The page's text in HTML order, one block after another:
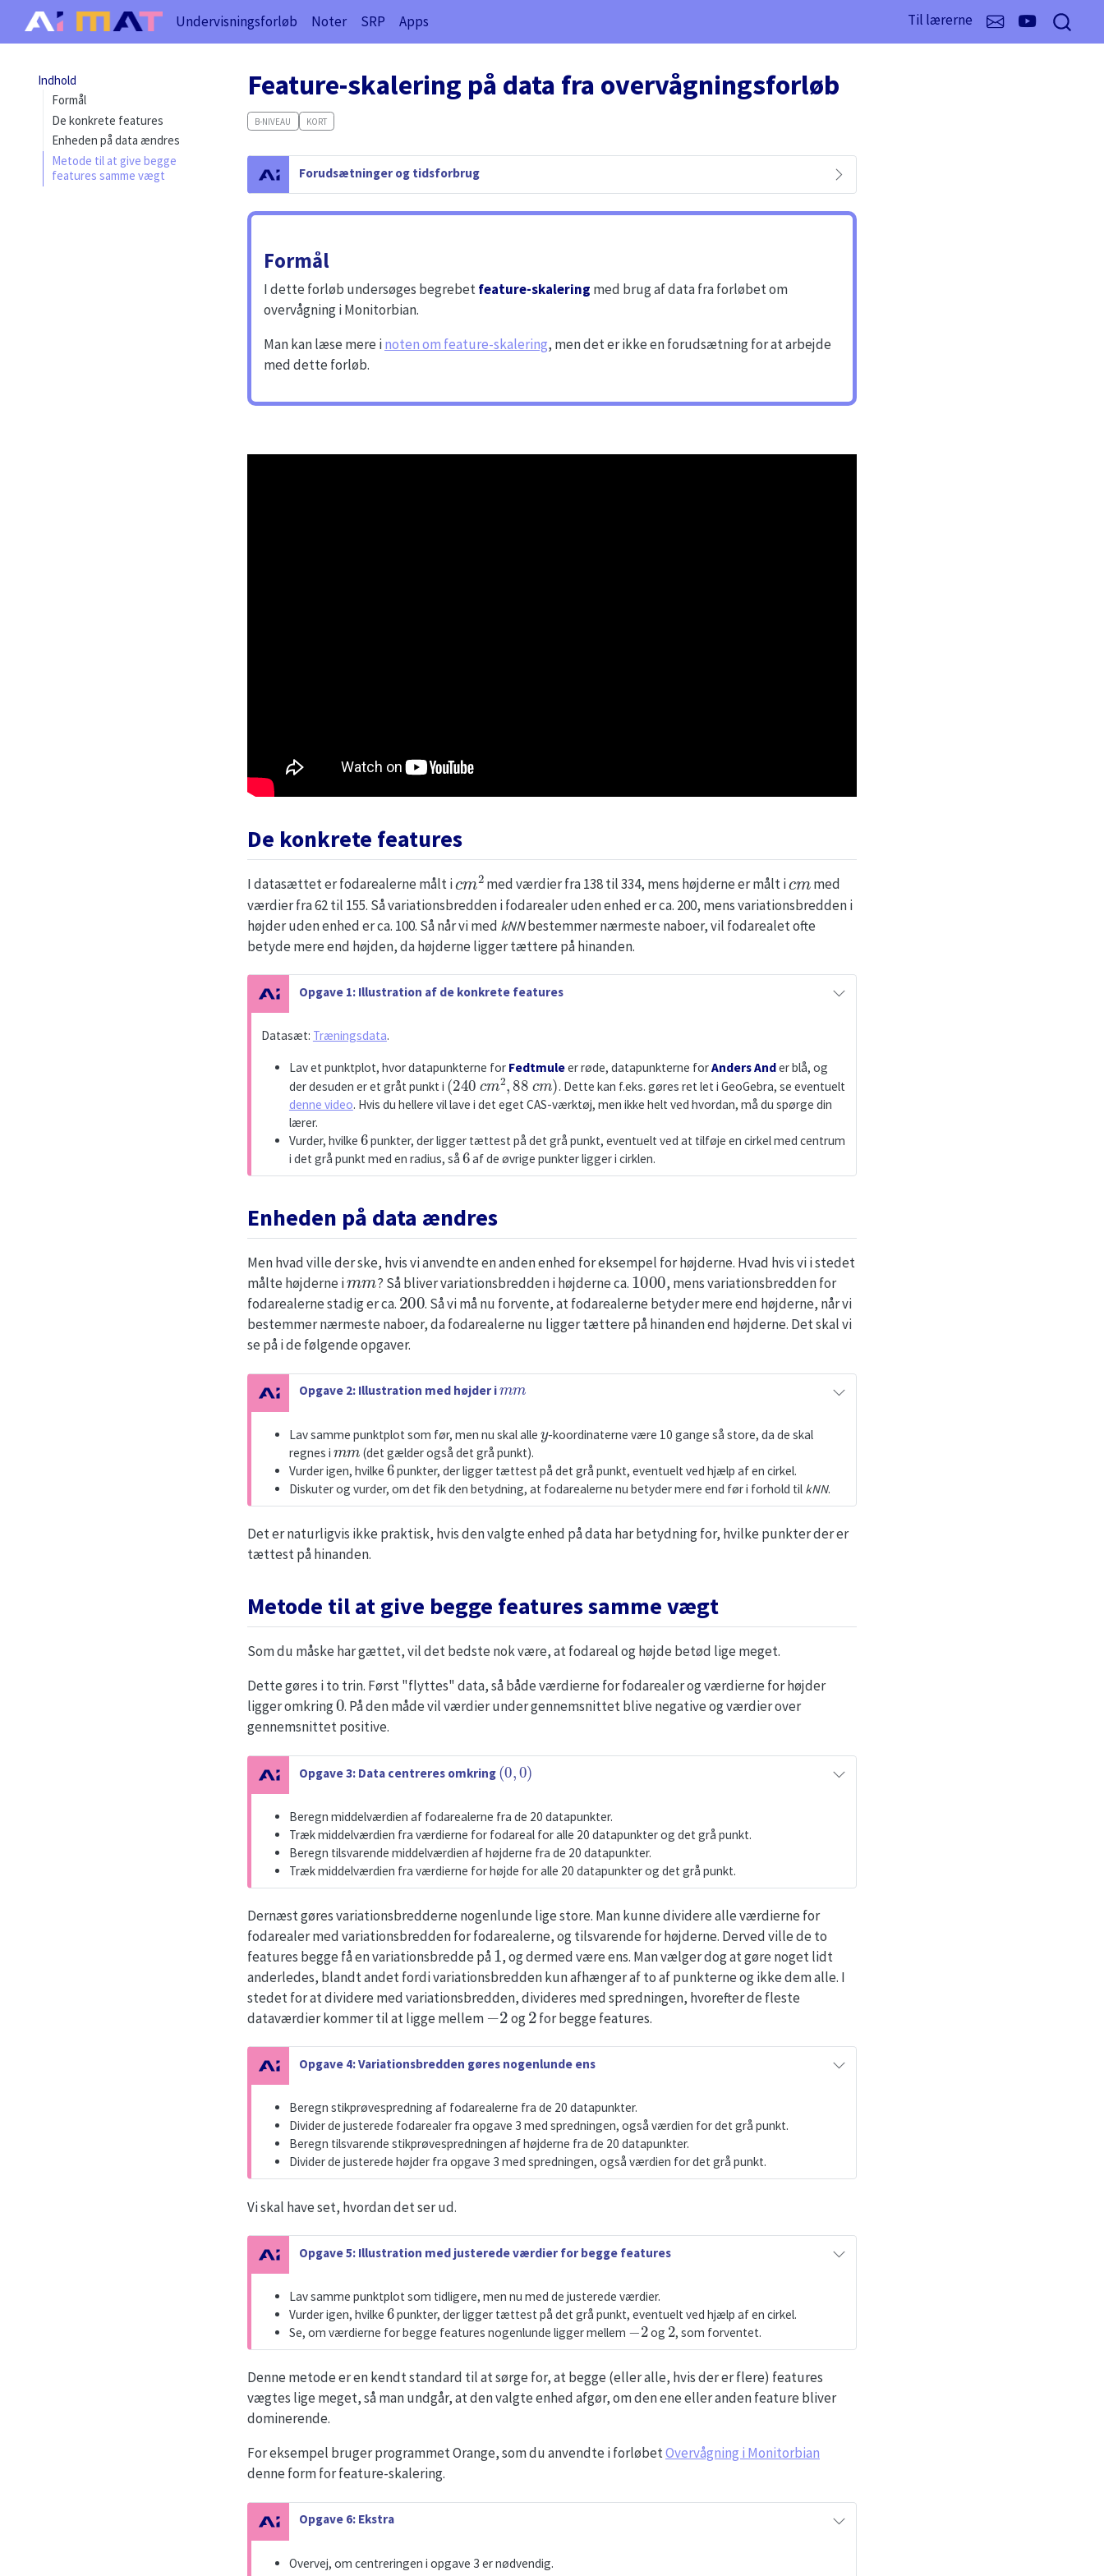
Undervisningsforløb Noter SRP Apps Til lærerne
Indhold
Formål
De konkrete features
Enheden på data ændres
Metode til at give begge
features samme vægt
Feature-skalering på data fra overvågningsforløb
B-NIVEAU KORT
C
a
u
o
Forudsætninger og tidsforbrug
Formål
I dette forløb undersøges begrebetfeature-skalering med brug af data fra forløbet om
overvågning i Monitorbian.
Man kan læse mere inoten om feature-skalering, men det er ikke en forudsætning for at arbejde
med dette forløb.
De konkrete features
I datasættet er fodarealerne målt i
2
med værdier fra 138 til 334, mens højderne er målt i
med
værdier fra 62 til 155. Så variationsbredden i fodarealer uden enhed er ca. 200, mens variationsbredden i
højder uden enhed er ca. 100. Så når vi med kNNbestemmer nærmeste naboer, vil fodarealet ofte
betyde mere end højden, da højderne ligger tættere på hinanden.
N
e
Opgave 1: Illustration af de konkrete features
Datasæt: Træningsdata.
Lav et punktplot, hvor datapunkterne for Fedtmuleer røde, datapunkterne forAnders Ander blå, og
der desuden er et gråt punkt i
(240cm2 ,88cm)
. Dette kan f.eks. gøres ret let i GeoGebra, se eventuelt
denne video. Hvis du hellere vil lave i det eget CAS-værktøj, men ikke helt ved hvordan, må du spørge din
lærer.
Vurder, hvilke
6
punkter, der ligger tættest på det grå punkt, eventuelt ved at tilføje en cirkel med centrum
i det grå punkt med en radius, så
6
af de øvrige punkter ligger i cirklen.
Enheden på data ændres
Men hvad ville der ske, hvis vi anvendte en anden enhed for eksempel for højderne. Hvad hvis vi i stedet
målte højderne i
mm
? Så bliver variationsbredden i højderne ca.
1000
, mens variationsbredden for
fodarealerne stadig er ca.
200
. Så vi må nu forvente, at fodarealerne betyder mere end højderne, når vi
bestemmer nærmeste naboer, da fodarealerne nu ligger tættere på hinanden end højderne. Det skal vi
se på i de følgende opgaver.
N
e
Opgave 2: Illustration med højder i
mm
Lav samme punktplot som før, men nu skal alle
-koordinaterne være 10 gange så store, da de skal
regnes i
mm
(det gælder også det grå punkt).
Vurder igen, hvilke
6
punkter, der ligger tættest på det grå punkt, eventuelt ved hjælp af en cirkel.
Diskuter og vurder, om det fik den betydning, at fodarealerne nu betyder mere end før i forhold til kNN.
Det er naturligvis ikke praktisk, hvis den valgte enhed på data har betydning for, hvilke punkter der er
tættest på hinanden.
Metode til at give begge features samme vægt
Som du måske har gættet, vil det bedste nok være, at fodareal og højde betød lige meget.
Dette gøres i to trin. Først "flyttes" data, så både værdierne for fodarealer og værdierne for højder
ligger omkring
0
. På den måde vil værdier under gennemsnittet blive negative og værdier over
gennemsnittet positive.
N
e
Opgave 3: Data centreres omkring
(0,0)
Beregn middelværdien af fodarealerne fra de 20 datapunkter.
Træk middelværdien fra værdierne for fodareal for alle 20 datapunkter og det grå punkt.
Beregn tilsvarende middelværdien af højderne fra de 20 datapunkter.
Træk middelværdien fra værdierne for højde for alle 20 datapunkter og det grå punkt.
Dernæst gøres variationsbredderne nogenlunde lige store. Man kunne dividere alle værdierne for
fodarealer med variationsbredden for fodarealerne, og tilsvarende for højderne. Derved ville de to
features begge få en variationsbredde på
1
, og dermed være ens. Man vælger dog at gøre noget lidt
anderledes, blandt andet fordi variationsbredden kun afhænger af to af punkterne og ikke dem alle. I
stedet for at dividere med variationsbredden, divideres med spredningen, hvorefter de fleste
dataværdier kommer til at ligge mellem
−2
og
2
for begge features.
N
e
Opgave 4: Variationsbredden gøres nogenlunde ens
Beregn stikprøvespredning af fodarealerne fra de 20 datapunkter.
Divider de justerede fodarealer fra opgave 3 med spredningen, også værdien for det grå punkt.
Beregn tilsvarende stikprøvespredningen af højderne fra de 20 datapunkter.
Divider de justerede højder fra opgave 3 med spredningen, også værdien for det grå punkt.
Vi skal have set, hvordan det ser ud.
N
e
Opgave 5: Illustration med justerede værdier for begge features
Lav samme punktplot som tidligere, men nu med de justerede værdier.
Vurder igen, hvilke
6
punkter, der ligger tættest på det grå punkt, eventuelt ved hjælp af en cirkel.
Se, om værdierne for begge features nogenlunde ligger mellem
−2
og
2
, som forventet.
Denne metode er en kendt standard til at sørge for, at begge (eller alle, hvis der er flere) features
vægtes lige meget, så man undgår, at den valgte enhed afgør, om den ene eller anden feature bliver
dominerende.
For eksempel bruger programmet Orange, som du anvendte i forløbetOvervågning i Monitorbian
denne form for feature-skalering.
N
e
Opgave 6: Ekstra
Overvej, om centreringen i opgave 3 er nødvendig.